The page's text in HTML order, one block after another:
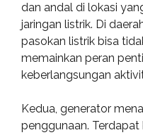
dan andal di lokasi
jaringan listrik. Di
pasokan listrik bisa
memainkan peran
keberlangsungan
Kedua, generator
penggunaan.